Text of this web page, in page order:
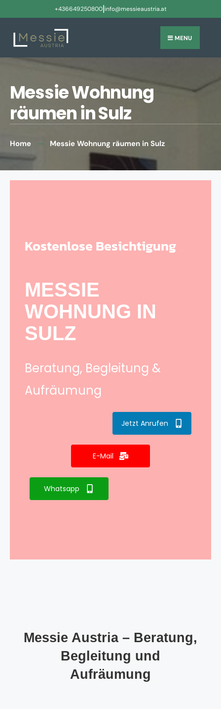
+436649250800|info@messieaustria.at
MENU
Messie Wohnung
räumen in Sulz
Home Messie Wohnung räumen in Sulz
Kostenlose Besichtigung
MESSIE
WOHNUNG IN
SULZ
Beratung, Begleitung &
Aufräumung
Jetzt Anrufen
E-Mail
Whatsapp
Messie Austria – Beratung,
Begleitung und
Aufräumung